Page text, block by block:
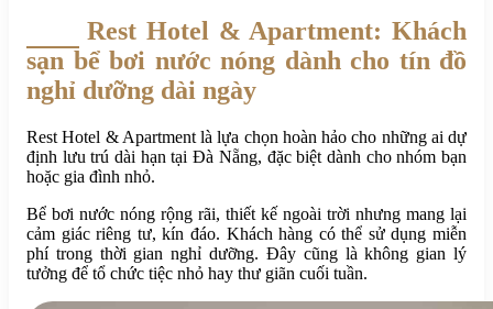
Rest Hotel & Apartment: Khách
sạn bể bơi nước nóng dành cho tín đồ
nghỉ dưỡng dài ngày
Rest Hotel & Apartment là lựa chọn hoàn hảo cho những ai dự
định lưu trú dài hạn tại Đà Nẵng, đặc biệt dành cho nhóm bạn
hoặc gia đình nhỏ.
Bể bơi nước nóng rộng rãi, thiết kế ngoài trời nhưng mang lại
cảm giác riêng tư, kín đáo. Khách hàng có thể sử dụng miễn
phí trong thời gian nghỉ dưỡng. Đây cũng là không gian lý
tưởng để tổ chức tiệc nhỏ hay thư giãn cuối tuần.